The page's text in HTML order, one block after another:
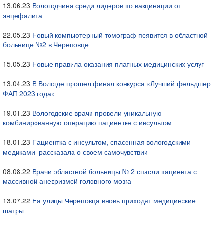
13.06.23 Вологодчина среди лидеров по вакцинации от
энцефалита
22.05.23 Новый компьютерный томограф появится в областной
больнице №2 в Череповце
15.05.23 Новые правила оказания платных медицинских услуг
13.04.23 В Вологде прошел финал конкурса «Лучший фельдшер
ФАП 2023 года»
19.01.23 Вологодские врачи провели уникальную
комбинированную операцию пациентке с инсультом
18.01.23 Пациентка с инсультом, спасенная вологодскими
медиками, рассказала о своем самочувствии
08.08.22 Врачи областной больницы № 2 спасли пациента с
массивной аневризмой головного мозга
13.07.22 На улицы Череповца вновь приходят медицинские
шатры